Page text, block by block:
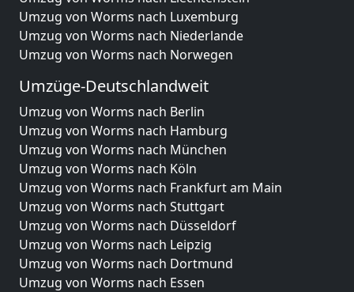
Umzug von Worms nach Luxemburg
Umzug von Worms nach Niederlande
Umzug von Worms nach Norwegen
Umzüge-Deutschlandweit
Umzug von Worms nach Berlin
Umzug von Worms nach Hamburg
Umzug von Worms nach München
Umzug von Worms nach Köln
Umzug von Worms nach Frankfurt am Main
Umzug von Worms nach Stuttgart
Umzug von Worms nach Düsseldorf
Umzug von Worms nach Leipzig
Umzug von Worms nach Dortmund
Umzug von Worms nach Essen